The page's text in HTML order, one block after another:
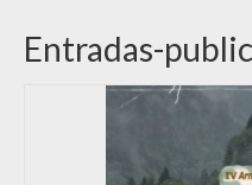
Entradas-